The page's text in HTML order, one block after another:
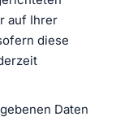
auf Ihrer
diese
Daten